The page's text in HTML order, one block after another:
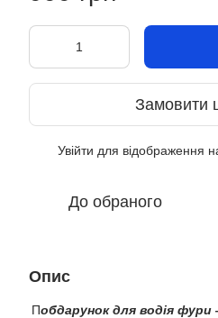
Замовити
Увійти для відображення
До обраного
Опис
Побдарунок для водія фури